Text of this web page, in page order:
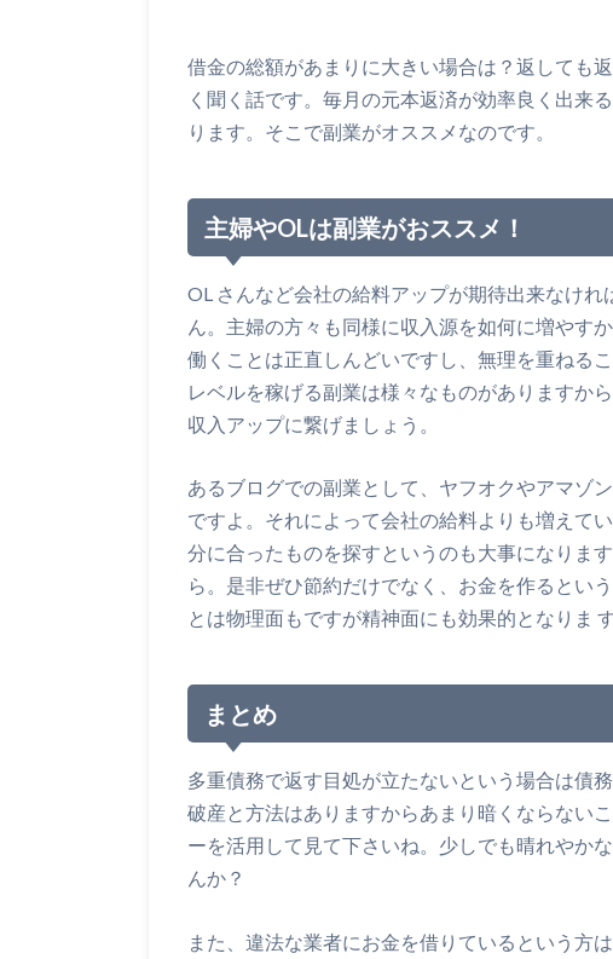
借金の総額があまりに大きい場合は？返しても
く聞く話です。毎月の元本返済が効率良く出来
ります。そこで副業がオススメなのです。
主婦やOLは副業がおススメ！
OL さんなど会社の給料アップが期待出来なけ
ん。主婦の方々も同様に収入源を如何に増やす
働くことは正直しんどいですし、無理を重ねる
レベルを稼げる副業は様々なものがありますか
収入アップに繋げましょう。
あるブログでの副業として、ヤフオクやアマゾ
ですよ。それによって会社の給料よりも増えて
分に合ったものを探すというのも大事になりま
ら。是非ぜひ節約だけでなく、お金を作るとい
とは物理面もですが精神面にも効果的となりま す
まとめ
多重債務で返す目処が立たないという場合は債
破産と方法はありますからあまり暗くならない
ーを活用して見て下さいね。少しでも晴れやか
んか？
また、違法な業者にお金を借りているという方